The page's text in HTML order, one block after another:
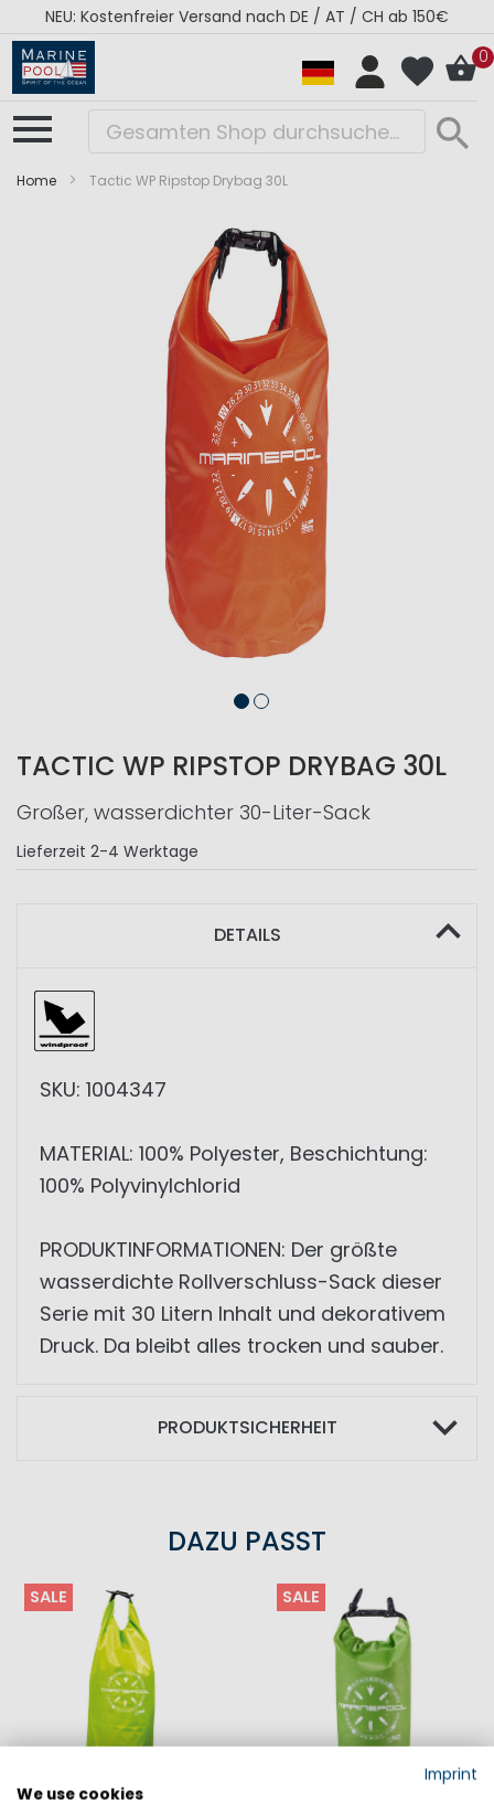
NEU: Kostenfreier Versand nach DE / AT / CH ab 150€
0
Home Tactic WP Ripstop Drybag 30L
TACTIC WP RIPSTOP DRYBAG 30L
Großer, wasserdichter 30-Liter-Sack
Lieferzeit 2-4 Werktage
DETAILS
SKU: 1004347
MATERIAL: 100% Polyester, Beschichtung:
100% Polyvinylchlorid
PRODUKTINFORMATIONEN: Der größte
wasserdichte Rollverschluss-Sack dieser
Serie mit 30 Litern Inhalt und dekorativem
Druck. Da bleibt alles trocken und sauber.
PRODUKTSICHERHEIT
DAZU PASST
SALE SALE
Imprint
We use cookies